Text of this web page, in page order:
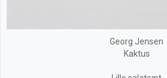
Georg Jensen
Kaktus